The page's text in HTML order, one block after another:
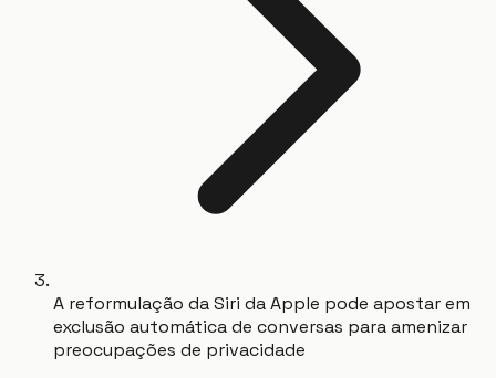
A reformulação da Siri da Apple pode apostar em
exclusão automática de conversas para amenizar
preocupações de privacidade